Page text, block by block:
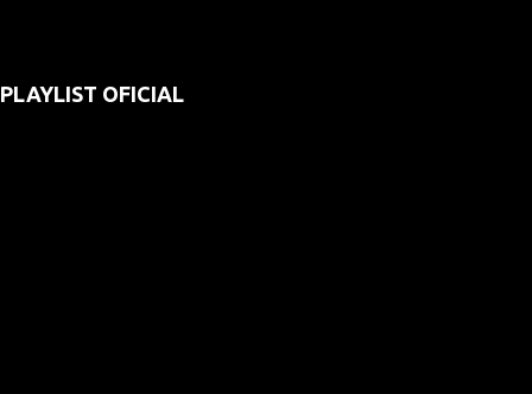
PLAYLIST OFICIAL